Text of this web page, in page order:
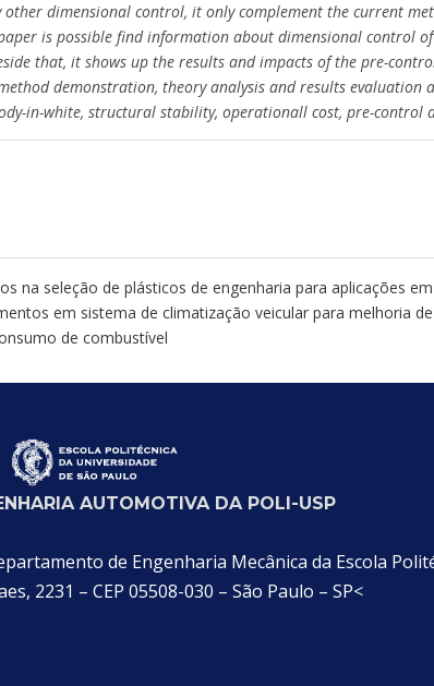
other dimensional control, it only complement the current
is possible find information about dimensional control
that, it shows up the results and impacts of the pre-
demonstration, theory analysis and results evaluation
in-white, structural stability, operationall cost, pre-control
na seleção de plásticos de engenharia para aplicações
em sistema de climatização veicular para melhoria
de combustível
AUTOMOTIVA DA POLI-USP
de Engenharia Mecânica da Escola
2231 – CEP 05508-030 – São Paulo – SP<